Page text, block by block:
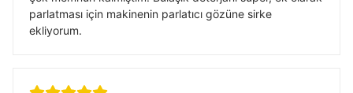
parlatması için makinenin parlatıcı gözüne sirke
ekliyorum.